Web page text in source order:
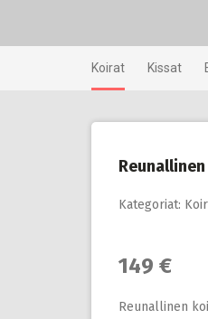
Koirat Kissat
Kategoriat:
149 €
Reunallinen